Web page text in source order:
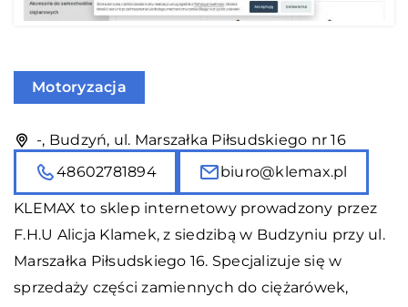
Motoryzacja
-, Budzyń, ul. Marszałka Piłsudskiego nr 16
48602781894
biuro@klemax.pl
KLEMAX to sklep internetowy prowadzony przez
F.H.U Alicja Klamek, z siedzibą w Budzyniu przy ul.
Marszałka Piłsudskiego 16. Specjalizuje się w
sprzedaży części zamiennych do ciężarówek,